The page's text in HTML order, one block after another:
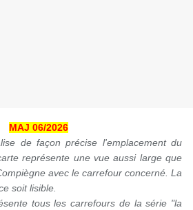
MAJ 06/2026
de façon précise l'emplacement du
représente une vue aussi large que
avec le carrefour concerné. La
soit lisible.
tous les carrefours de la série "la